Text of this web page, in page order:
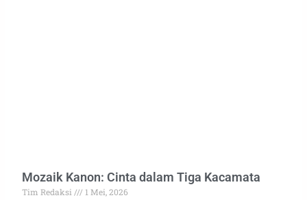
Mozaik Kanon: Cinta dalam Tiga Kacamata
Tim Redaksi
1 Mei, 2026